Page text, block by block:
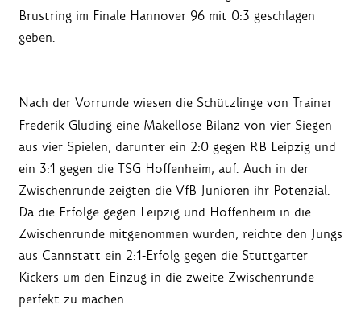
Brustring im Finale Hannover 96 mit 0:3 geschlagen
geben.
Nach der Vorrunde wiesen die Schützlinge von Trainer
Frederik Gluding eine Makellose Bilanz von vier Siegen
aus vier Spielen, darunter ein 2:0 gegen RB Leipzig und
ein 3:1 gegen die TSG Hoffenheim, auf. Auch in der
Zwischenrunde zeigten die VfB Junioren ihr Potenzial.
Da die Erfolge gegen Leipzig und Hoffenheim in die
Zwischenrunde mitgenommen wurden, reichte den Jungs
aus Cannstatt ein 2:1-Erfolg gegen die Stuttgarter
Kickers um den Einzug in die zweite Zwischenrunde
perfekt zu machen.